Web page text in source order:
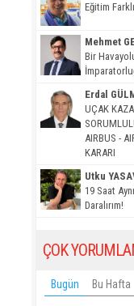
Eğitim
Mehmet
Bir
Erdal
UÇAK
AIRBUS -
KARARI
Utku
19 Saat
Daralırım!
ÇOK
Bugün Bu Hafta